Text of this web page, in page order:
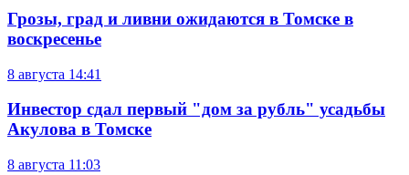
Грозы, град и ливни ожидаются в Томске в
воскресенье
8 августа 14:41
Инвестор сдал первый "дом за рубль" усадьбы
Акулова в Томске
8 августа 11:03